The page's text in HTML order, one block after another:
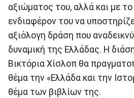
αξιώματος του, αλλά και με
ενδιαφέρον του να
αξιόλογη δράση που
δυναμική της Ελλάδας. Η
Βικτόρια Χίσλοπ θα
θέμα την «Ελλάδα και την
θέμα των βιβλίων της.